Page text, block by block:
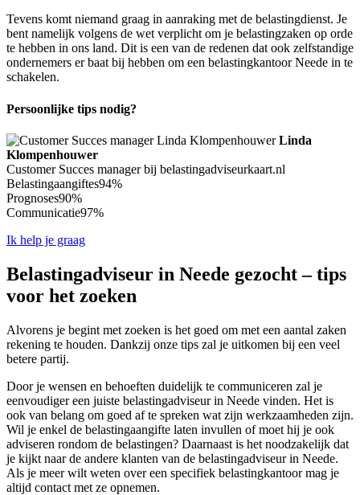
Tevens komt niemand graag in aanraking met de belastingdienst. Je
bent namelijk volgens de wet verplicht om je belastingzaken op orde
te hebben in ons land. Dit is een van de redenen dat ook zelfstandige
ondernemers er baat bij hebben om een belastingkantoor Neede in te
schakelen.
Persoonlijke tips nodig?
Linda
Klompenhouwer
Customer Succes manager bij belastingadviseurkaart.nl
Belastingaangiftes94%
Prognoses90%
Communicatie97%
Ik help je graag
Belastingadviseur in Neede gezocht – tips
voor het zoeken
Alvorens je begint met zoeken is het goed om met een aantal zaken
rekening te houden. Dankzij onze tips zal je uitkomen bij een veel
betere partij.
Door je wensen en behoeften duidelijk te communiceren zal je
eenvoudiger een juiste belastingadviseur in Neede vinden. Het is
ook van belang om goed af te spreken wat zijn werkzaamheden zijn.
Wil je enkel de belastingaangifte laten invullen of moet hij je ook
adviseren rondom de belastingen? Daarnaast is het noodzakelijk dat
je kijkt naar de andere klanten van de belastingadviseur in Neede.
Als je meer wilt weten over een specifiek belastingkantoor mag je
altijd contact met ze opnemen.